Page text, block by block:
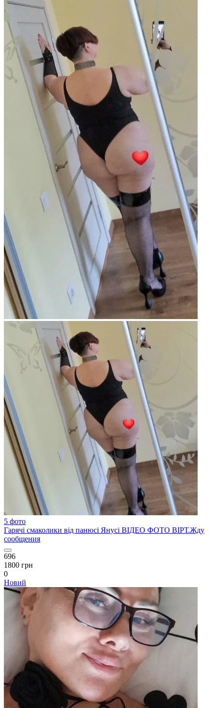
5 фото
Гарячі смаколики від панюсі Янусі ВІДЕО ФОТО ВІРТ.Жду
сообщения
696
1800 грн
0
Новий